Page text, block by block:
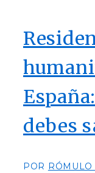
debes
POR RÓMULO